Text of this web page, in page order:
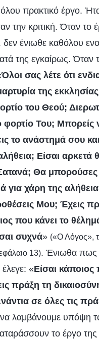
πρακτικό έργο.
την κριτική. Όταν το
ένιωθε καθόλου
της εγκαίρως. Όταν
Όλοι σας λέτε ότι
της
του Θεού;
φορτίο Του;
το ανάστημά σου
Είσαι αρκετά
Σατανά; Θα
για χάρη της
Μου; Έχεις
που κάνει το
συχνά» («Ο Λόγος»,
13). Ένιωθα πως
«Είσαι κάποιος
πράξη τη
σε όλες τις
λαμβάνουμε υπόψη
το έργο της